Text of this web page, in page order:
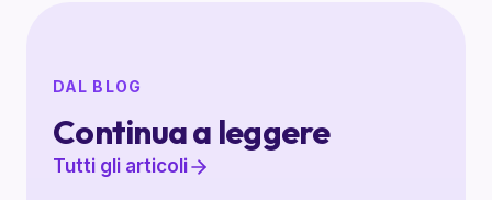
DAL BLOG
Continua a leggere
Tutti gli articoli